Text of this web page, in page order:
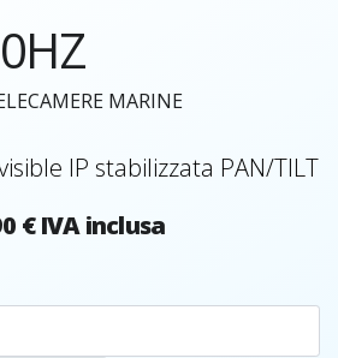
MARINE
IP stabilizzata PAN/TILT
€ IVA inclusa